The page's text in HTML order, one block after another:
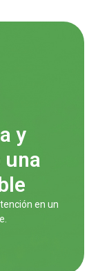
y
una
en un